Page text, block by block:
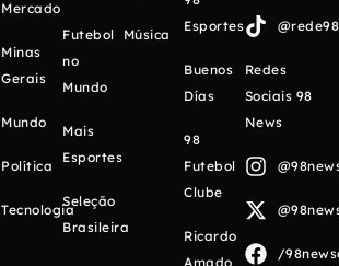
Mercado
Minas
Gerais
Mundo
Política
Tecnologia
Futebol
no
Mundo
Mais
Esportes
Seleção
Brasileira
Música
Esportes
Buenos
Días
98
Futebol
Clube
Ricardo
Amado
Redes
Sociais 98
News
/